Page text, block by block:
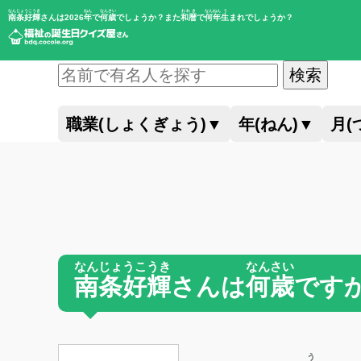
南条好輝
なんじょうこうき
さんは2026年
ねん
で何歳
なんさい
でしょうか？また和暦
われき
で何年
なんねん
生
う
まれでしょうか？
検索
職業(しょくぎょう) ▼ 年(ねん) ▼ 月(
南条好輝
なんじょうこうき
さんは何歳
なんさい
です
う